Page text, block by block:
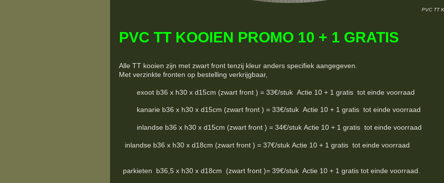
PVC TT
PVC TT KOOIEN PROMO 10 + 1 GRATIS
Alle TT kooien zijn met zwart front tenzij kleur anders specifiek aangegeven.
Met verzinkte fronten op bestelling verkrijgbaar,
exoot b36 x h30 x d15cm (zwart front ) = 33€/stuk Actie 10 + 1 gratis tot einde voorraad
kanarie b36 x h30 x d15cm (zwart front ) = 33€/stuk Actie 10 + 1 gratis tot einde voorraad
inlandse b36 x h30 x d15cm (zwart front ) = 34€/stuk Actie 10 + 1 gratis tot einde voorraad
inlandse b36 x h30 x d18cm (zwart front ) = 37€/stuk Actie 10 + 1 gratis tot einde voorraad
parkieten b36,5 x h30 x d18cm (zwart front )= 39€/stuk Actie 10 + 1 gratis tot einde voorraad.